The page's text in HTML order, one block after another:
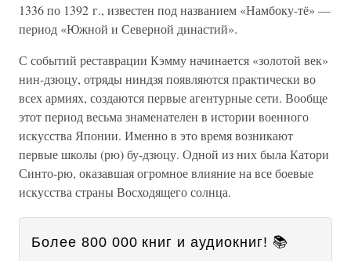
1336 по 1392 г., известен под названием «Намбоку-тё» —
период «Южной и Северной династий».
С событий реставрации Кэмму начинается «золотой век»
нин-дзюцу, отряды ниндзя появляются практически во
всех армиях, создаются первые агентурные сети. Вообще
этот период весьма знаменателен в истории военного
искусства Японии. Именно в это время возникают
первые школы (рю) бу-дзюцу. Одной из них была Катори
Синто-рю, оказавшая огромное влияние на все боевые
искусства страны Восходящего солнца.
Более 800 000 книг и аудиокниг! 📚